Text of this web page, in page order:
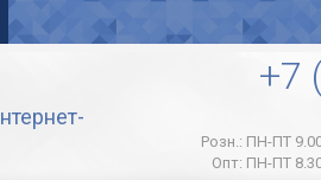
+7
Розн.: ПН-ПТ
Опт: ПН-ПТ